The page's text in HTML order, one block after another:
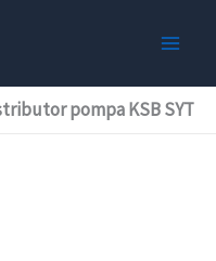
pompa KSB SYT